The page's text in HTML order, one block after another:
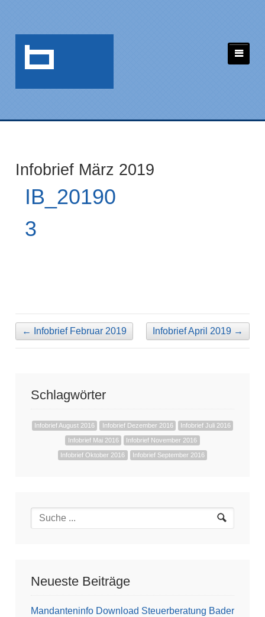
Infobrief März 2019
IB_20190
3
← Infobrief Februar 2019 Infobrief April 2019 →
Schlagwörter
Infobrief August 2016 Infobrief Dezember 2016 Infobrief Juli 2016
Infobrief Mai 2016 Infobrief November 2016
Infobrief Oktober 2016 Infobrief September 2016
Neueste Beiträge
Mandanteninfo Download Steuerberatung Bader